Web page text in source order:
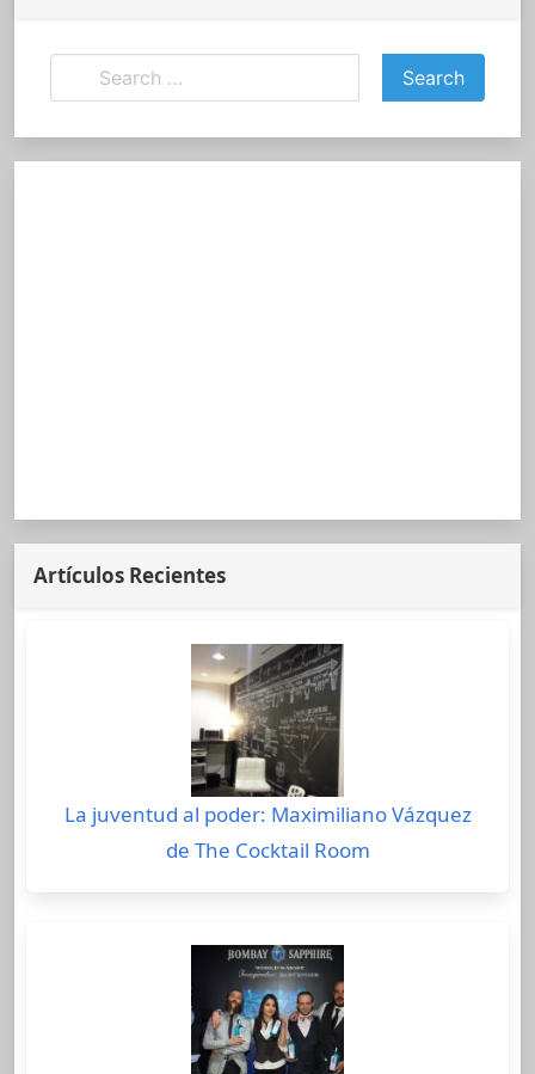
Artículos Recientes
La juventud al poder: Maximiliano Vázquez
de The Cocktail Room